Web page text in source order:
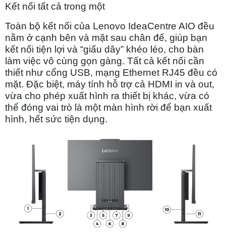
Chọn mua sản phẩm khác
Kết nối tất cả trong một
Toàn bộ kết nối của Lenovo IdeaCentre AIO đều
nằm ở cạnh bên và mặt sau chân đế, giúp bạn
kết nối tiện lợi và “giấu dây” khéo léo, cho bàn
làm việc vô cùng gọn gàng. Tất cả kết nối cần
thiết như cổng USB, mạng Ethernet RJ45 đều có
mặt. Đặc biệt, máy tính hỗ trợ cả HDMI in và out,
vừa cho phép xuất hình ra thiết bị khác, vừa có
thể đóng vai trò là một màn hình rời để bạn xuất
hình, hết sức tiện dụng.